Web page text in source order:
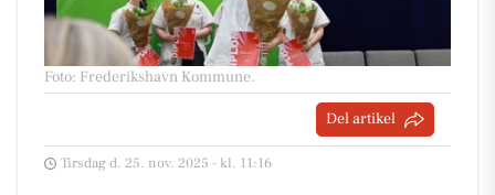
Foto: Frederikshavn Kommune.
Del artikel
Tirsdag d. 25. nov. 2025 - kl. 11:16